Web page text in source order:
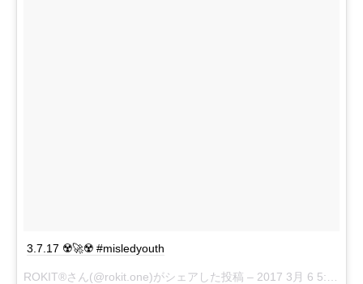
3.7.17 ☢️🚀☢️ #misledyouth
ROKIT®さん(@rokit.one)がシェアした投稿 – 2017 3月 6 5:50午後 PST